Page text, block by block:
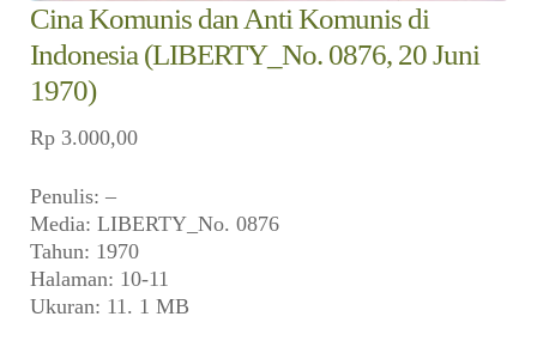
Cina Komunis dan Anti Komunis di
Indonesia (LIBERTY_No. 0876, 20 Juni
1970)
Rp 3.000,00
Penulis: –
Media: LIBERTY_No. 0876
Tahun: 1970
Halaman: 10-11
Ukuran: 11. 1 MB